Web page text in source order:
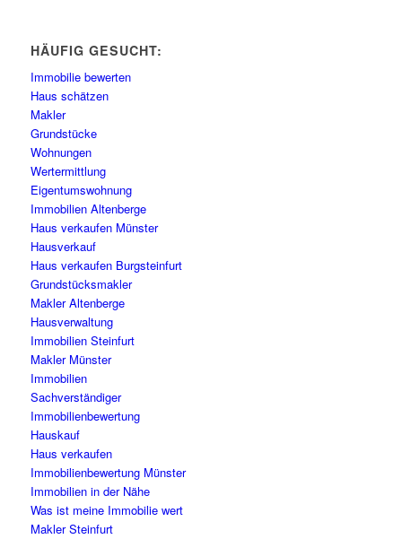
HÄUFIG GESUCHT:
Immobilie bewerten
Haus schätzen
Makler
Grundstücke
Wohnungen
Wertermittlung
Eigentumswohnung
Immobilien Altenberge
Haus verkaufen Münster
Hausverkauf
Haus verkaufen Burgsteinfurt
Grundstücksmakler
Makler Altenberge
Hausverwaltung
Immobilien Steinfurt
Makler Münster
Immobilien
Sachverständiger
Immobilienbewertung
Hauskauf
Haus verkaufen
Immobilienbewertung Münster
Immobilien in der Nähe
Was ist meine Immobilie wert
Makler Steinfurt